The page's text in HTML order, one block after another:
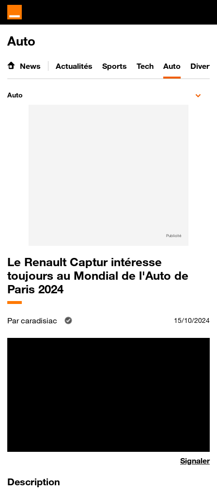
Auto
News Actualités Sports Tech Auto
Auto
Publicité
Le Renault Captur intéresse
toujours au Mondial de l'Auto de
Paris 2024
Parcaradisiac 15/10/2024
Signaler
Description